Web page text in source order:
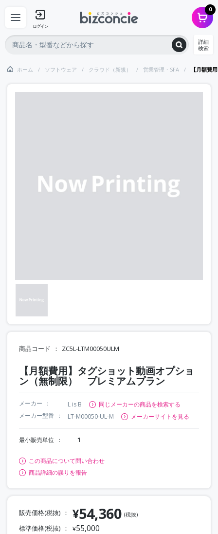
ログイン
0
詳細
検索
ホーム ソフトウェア クラウド（新規） 営業管理・SFA 【月額費
商品コード ZC5L-LTM00050ULM
【月額費用】タグショット動画オプショ
ン（無制限） プレミアムプラン
メーカー L is B
同じメーカーの商品を検索する
メーカー型番
LT-M00050-UL-M メーカーサイトを見る
最小販売単位 1
この商品について問い合わせ
商品詳細の誤りを報告
販売価格(税抜) ¥54,360 (税抜)
標準価格(税抜) ¥55,000